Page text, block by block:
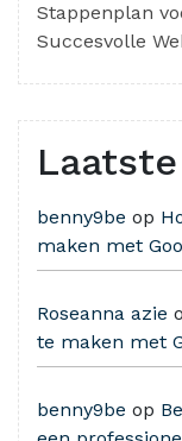
Stappenplan
Succesvolle
benny9be op
maken met
Roseanna azie
te maken met
benny9be op